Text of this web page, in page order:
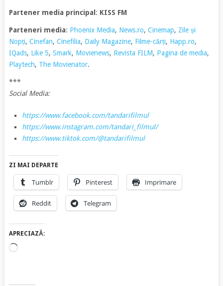
Partener media principal : KISS FM
Parteneri media: Phoenix Media, News.ro, Cinemap, Zile și
Nopți, Cinefan, Cinefilia, Daily Magazine, Filme-cărți, Happ.ro,
IQads, Like 5, Smark, Movienews, Revista FILM, Pagina de media,
Playtech, The Movienator.
***
Social Media:
https://www.facebook.com/tandarifilmul
https://www.instagram.com/tandari_filmul/
https://www.tiktok.com/@tandarifilmul
ZI MAI DEPARTE
Tumblr Pinterest Imprimare
Reddit Telegram
APRECIAZĂ:
Încarc...